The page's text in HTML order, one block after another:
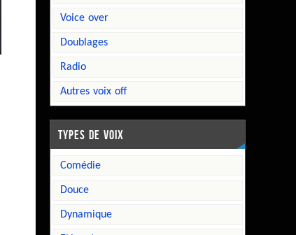
voice over
doublages
radio
autres voix off
TYPES DE VOIX
comédie
douce
dynamique